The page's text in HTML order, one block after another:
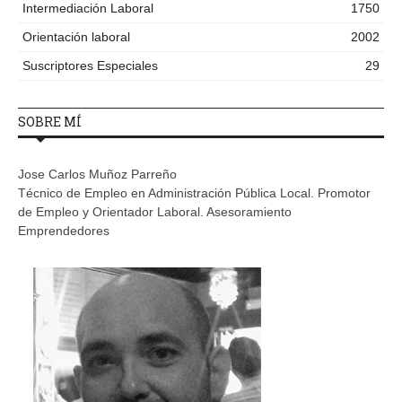
Intermediación Laboral
1750
Orientación laboral
2002
Suscriptores Especiales
29
SOBRE MÍ
Jose Carlos Muñoz Parreño
Técnico de Empleo en Administración Pública Local. Promotor
de Empleo y Orientador Laboral. Asesoramiento
Emprendedores